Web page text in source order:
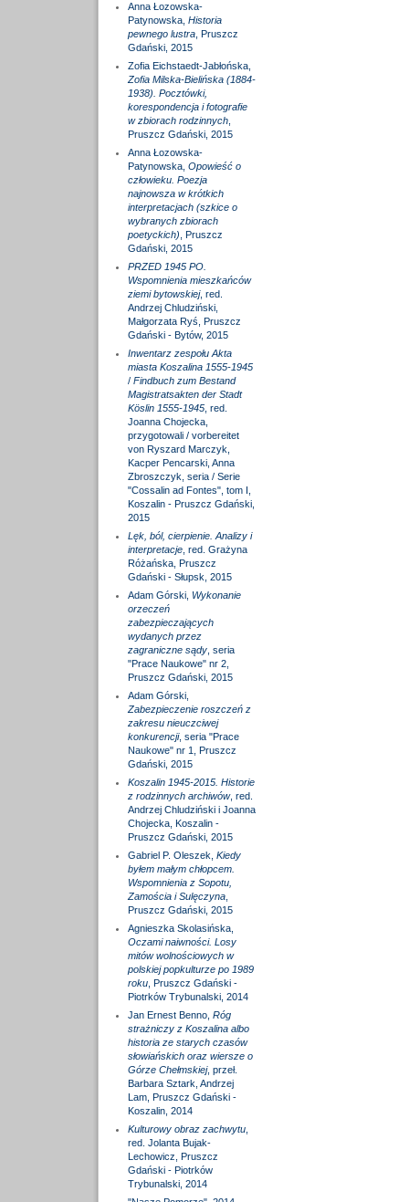
Anna Łozowska-
Patynowska, Historia
pewnego lustra, Pruszcz
Gdański, 2015
Zofia Eichstaedt-Jabłońska,
Zofia Milska-Bielińska (1884-
1938). Pocztówki,
korespondencja i fotografie
w zbiorach rodzinnych,
Pruszcz Gdański, 2015
Anna Łozowska-
Patynowska, Opowieść o
człowieku. Poezja
najnowsza w krótkich
interpretacjach (szkice o
wybranych zbiorach
poetyckich) , Pruszcz
Gdański, 2015
PRZED 1945 PO.
Wspomnienia mieszkańców
ziemi bytowskiej, red.
Andrzej Chludziński,
Małgorzata Ryś, Pruszcz
Gdański - Bytów, 2015
Inwentarz zespołu Akta
miasta Koszalina 1555-1945
/ Findbuch zum Bestand
Magistratsakten der Stadt
Köslin 1555-1945, red.
Joanna Chojecka,
przygotowali / vorbereitet
von Ryszard Marczyk,
Kacper Pencarski, Anna
Zbroszczyk, seria / Serie
"Cossalin ad Fontes", tom I,
Koszalin - Pruszcz Gdański,
2015
Lęk, ból, cierpienie. Analizy i
interpretacje, red. Grażyna
Różańska, Pruszcz
Gdański - Słupsk, 2015
Adam Górski, Wykonanie
orzeczeń
zabezpieczających
wydanych przez
zagraniczne sądy, seria
"Prace Naukowe" nr 2,
Pruszcz Gdański, 2015
Adam Górski,
Zabezpieczenie roszczeń z
zakresu nieuczciwej
konkurencji, seria "Prace
Naukowe" nr 1, Pruszcz
Gdański, 2015
Koszalin 1945-2015. Historie
z rodzinnych archiwów, red.
Andrzej Chludziński i Joanna
Chojecka, Koszalin -
Pruszcz Gdański, 2015
Gabriel P. Oleszek, Kiedy
byłem małym chłopcem.
Wspomnienia z Sopotu,
Zamościa i Sulęczyna,
Pruszcz Gdański, 2015
Agnieszka Skolasińska,
Oczami naiwności. Losy
mitów wolnościowych w
polskiej popkulturze po 1989
roku, Pruszcz Gdański -
Piotrków Trybunalski, 2014
Jan Ernest Benno, Róg
strażniczy z Koszalina albo
historia ze starych czasów
słowiańskich oraz wiersze o
Górze Chełmskiej, przeł.
Barbara Sztark, Andrzej
Lam, Pruszcz Gdański -
Koszalin, 2014
Kulturowy obraz zachwytu,
red. Jolanta Bujak-
Lechowicz, Pruszcz
Gdański - Piotrków
Trybunalski, 2014